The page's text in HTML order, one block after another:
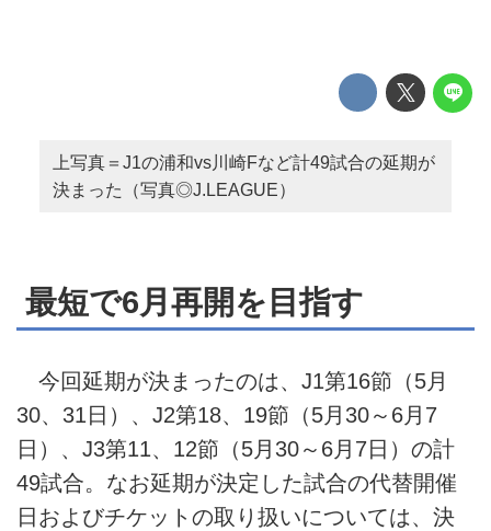
上写真＝J1の浦和vs川崎Fなど計49試合の延期が
決まった（写真◎J.LEAGUE）
最短で6月再開を目指す
今回延期が決まったのは、J1第16節（5月
30、31日）、J2第18、19節（5月30～6月7
日）、J3第11、12節（5月30～6月7日）の計
49試合。なお延期が決定した試合の代替開催
日およびチケットの取り扱いについては、決